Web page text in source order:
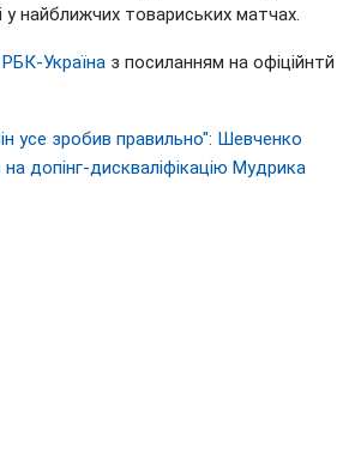
найближчих товариських матчах.
РБК-Україна з посиланням на офіційнтй
усе зробив правильно": Шевченко
допінг-дискваліфікацію Мудрика